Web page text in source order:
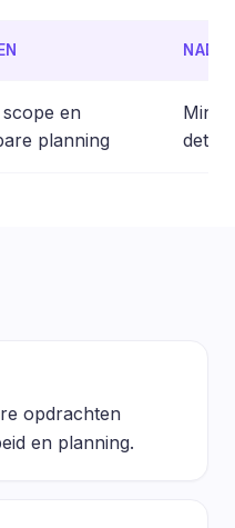
en
planning
opdrachten
en planning.